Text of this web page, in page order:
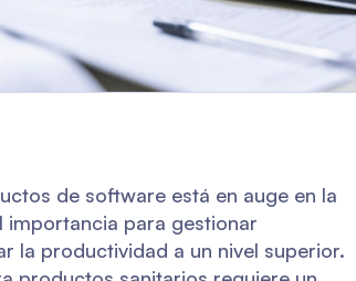
de software está en auge en la
importancia para gestionar
la productividad a un nivel superior.